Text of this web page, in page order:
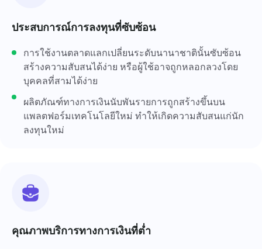
ประสบการณ์การลงทุนที่ซับซ้อน
การใช้งานตลาดแลกเปลี่ยนระดับนานาชาตินั้นซับซ้อน
สร้างความสับสนได้ง่าย หรือผู้ใช้อาจถูกหลอกลวงโดย
บุคคลที่สามได้ง่าย
ผลิตภัณฑ์ทางการเงินนับพันรายการถูกสร้างขึ้นบน
แพลตฟอร์มเทคโนโลยีใหม่ ทำให้เกิดความสับสนแก่นัก
ลงทุนใหม่
คุณภาพบริการทางการเงินที่ต่ำ